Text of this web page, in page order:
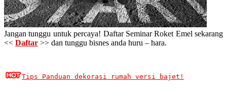
Jangan tunggu untuk percaya! Daftar Seminar Roket Emel sekarang
<< Daftar >> dan tunggu bisnes anda huru – hara.
Tips Panduan dekorasi rumah versi bajet!